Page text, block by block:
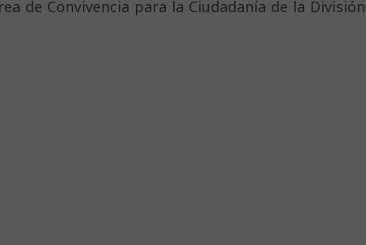
de Convivencia para la Ciudadanía de la División